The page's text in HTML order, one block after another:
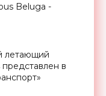
Beluga -
летающий
в